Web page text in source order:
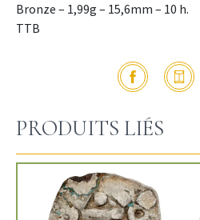
Bronze – 1,99g – 15,6mm – 10 h.
TTB
PRODUITS LIÉS